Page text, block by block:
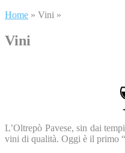
Home » Vini »
Vini
L’Oltrepò Pavese, sin dai
vini di qualità. Oggi è il primo